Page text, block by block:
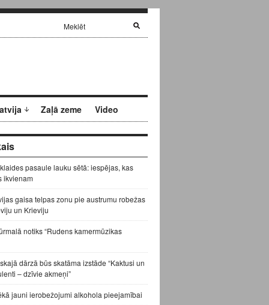
Zaļā zeme Video
pasaule lauku sētā: iespējas, kas
ikvienam
gaisa telpas zonu pie austrumu robežas
un Krieviju
notiks “Rudens kamermūzikas
dārzā būs skatāma izstāde “Kaktusi un
– dzīvie akmeņi”
jauni ierobežojumi alkohola pieejamībai